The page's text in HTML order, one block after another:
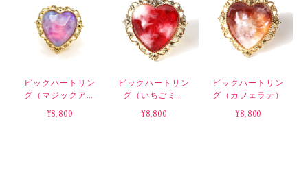
ビックハートリン
グ（マジックアワ
ー）
¥8,800
ビックハートリン
グ（いちごミル
ク）
¥8,800
ビックハートリン
グ（カフェラテ）
¥8,800